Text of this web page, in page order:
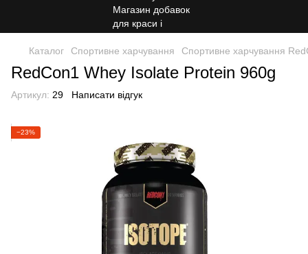
Каталог Спортивне харчування Спортивне харчування
RedCon1 Whey Isolate Protein 960g
Артикул: 29 Написати відгук
−23%